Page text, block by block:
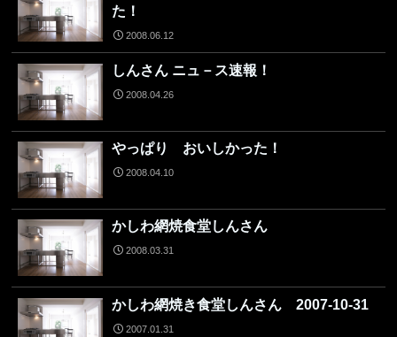
た！
2008.06.12
しんさん ニュ－ス速報！
2008.04.26
やっぱり おいしかった！
2008.04.10
かしわ網焼食堂しんさん
2008.03.31
かしわ網焼き食堂しんさん 2007-10-31
2007.01.31